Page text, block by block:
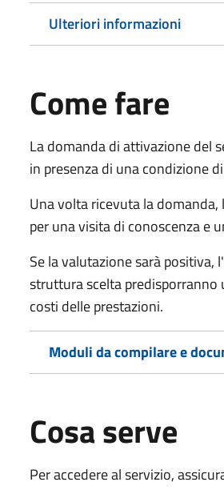
Ulteriori informazioni
Come fare
La domanda di attivazione del
in presenza di una condizione
Una volta ricevuta la
per una visita di conoscenza e
Se la valutazione sarà
struttura scelta
costi delle prestazioni.
Moduli da compilare e
Cosa serve
Per accedere al servizio,